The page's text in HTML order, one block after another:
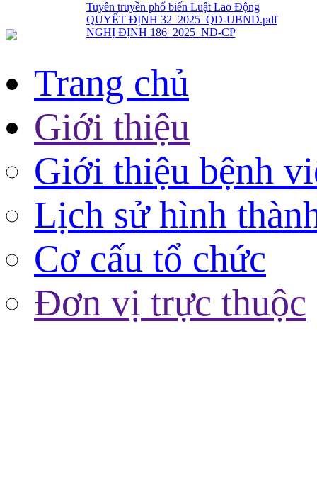
Trang chủ
Giới thiệu
Giới thiệu bệnh
Lịch sử hình
Cơ cấu tổ chức
Đơn vị trực thuộc
NGHỊ ĐỊNH 186_2025_ND-CP